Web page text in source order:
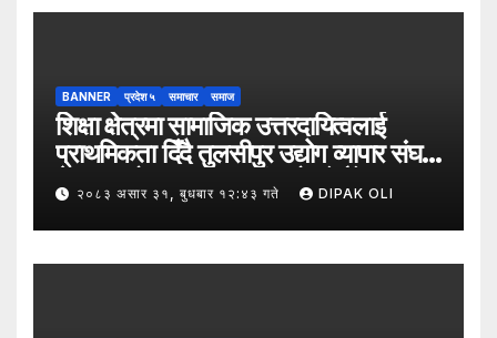
BANNER प्रदेश ५ समाचार समाज
शिक्षा क्षेत्रमा सामाजिक उत्तरदायित्वलाई
प्राथमिकता दिँदै तुलसीपुर उद्योग व्यापार संघले
नेपाल उद्योग व्यापार महासंघको पाँचौँ स्थापना
दिवसको अवसर पारेर तुलसीपुर
उपमहानगरपालिका–५, गैरापातु स्थित श्री
जनश्रमिक आ बि विद्यालयका विद्यार्थीहरूलाई
२०८३ असार ३१, बुधबार १२:४३ गते DIPAK OLI